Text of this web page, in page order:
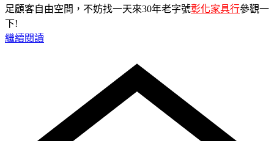
足顧客自由空間，不妨找一天來30年老字號彰化家具行參觀一
下!
繼續閱讀